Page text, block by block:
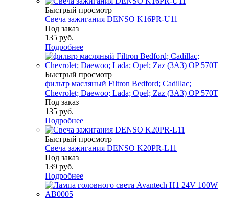
Быстрый просмотр
Свеча зажигания DENSO K16PR-U11
Под заказ
135 руб.
Подробнее
Быстрый просмотр
фильтр масляный Filtron Bedford; Cadillac;
Chevrolet; Daewoo; Lada; Opel; Zaz (3A3) OP 570T
Под заказ
135 руб.
Подробнее
Быстрый просмотр
Свеча зажигания DENSO K20PR-L11
Под заказ
139 руб.
Подробнее